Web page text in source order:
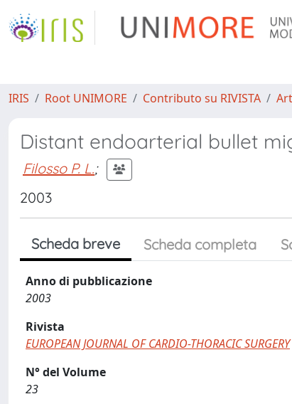
IRIS Root UNIMORE Contributo su RIVISTA
Distant endoarterial bullet
Filosso P. L.;
2003
Scheda breve Scheda completa
Anno di pubblicazione
2003
Rivista
EUROPEAN JOURNAL OF CARDIO-THORACIC SURGERY
N° del Volume
23